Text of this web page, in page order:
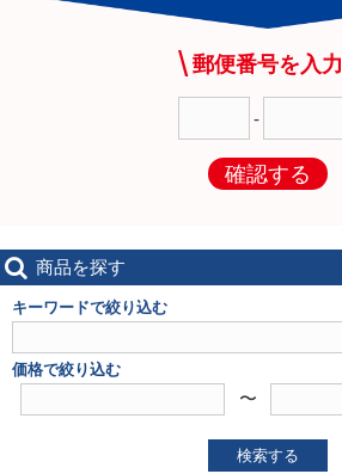
郵便番号を入力
-
確認する
商品を探す
キーワードで絞り込む
価格で絞り込む
〜
検索する